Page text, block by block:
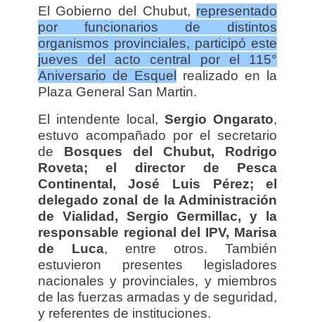
El Gobierno del Chubut, representado
por funcionarios de distintos
organismos provinciales, participó este
jueves del acto central por el 115°
Aniversario de Esquel
realizado en la
Plaza General San Martin.
El intendente local,Sergio Ongarato,
estuvo acompañado por el secretario
de Bosques del Chubut, Rodrigo
Roveta; el director de Pesca
Continental, José Luis Pérez; el
delegado zonal de la Administración
de Vialidad, Sergio Germillac, y la
responsable regional del IPV, Marisa
de Luca, entre otros. También
estuvieron presentes legisladores
nacionales y provinciales, y miembros
de las fuerzas armadas y de seguridad,
y referentes de instituciones.